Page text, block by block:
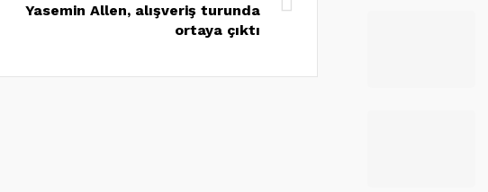
Yasemin Allen, alışveriş turunda
ortaya çıktı